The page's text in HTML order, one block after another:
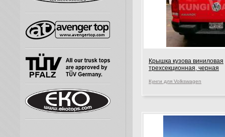
Крышка кузова виниловая
трехсекционная, черная
Кунги для Volkswagen